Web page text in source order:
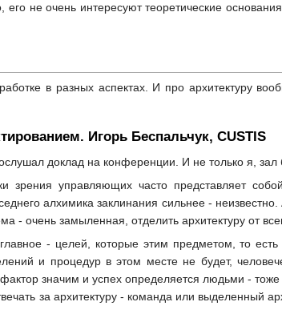
не очень интересуют теоретические
в разных аспектах. И про архитектуру
Игорь Беспальчук, CUSTIS
доклад на конференции. И не только я, зал
зрения управляющих часто представляет
алхимика заклинания сильнее -
- очень замыленная, отделить архитектуру от
- целей, которые этим предметом, то есть
и процедур в этом месте не будет,
значим и успех определяется людьми -
за архитектуру - команда или выделенный